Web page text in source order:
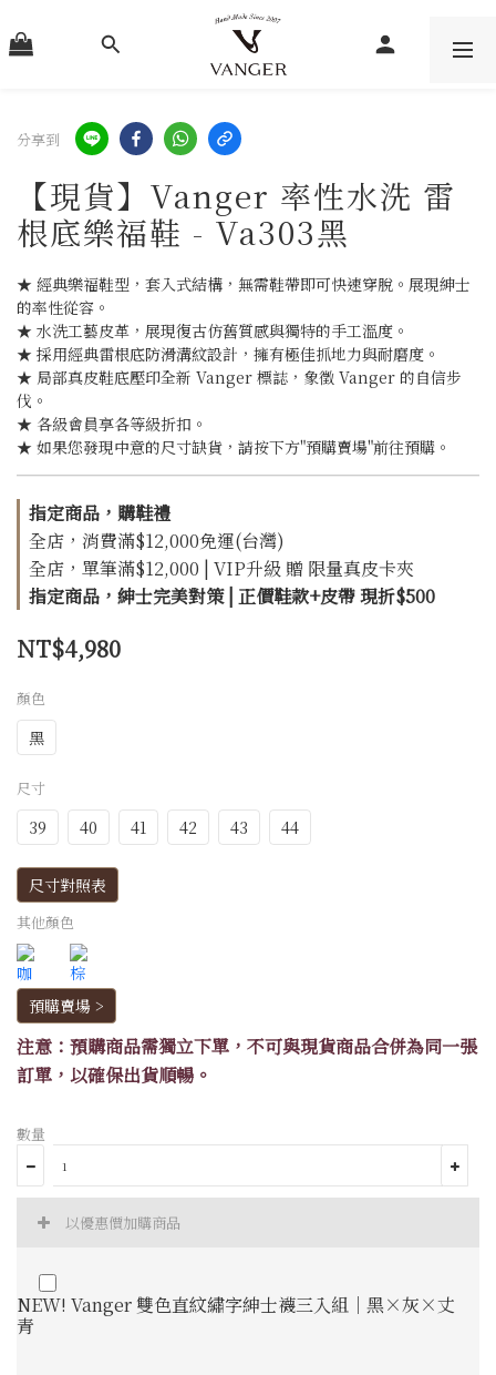
分享到
【現貨】Vanger 率性水洗 雷
根底樂福鞋 - Va303黑
★ 經典樂福鞋型，套入式結構，無需鞋帶即可快速穿脫。展現紳士
的率性從容。
★ 水洗工藝皮革，展現復古仿舊質感與獨特的手工溫度。
★ 採用經典雷根底防滑溝紋設計，擁有極佳抓地力與耐磨度。
★ 局部真皮鞋底壓印全新 Vanger 標誌，象徵 Vanger 的自信步
伐。
★ 各級會員享各等級折扣。
★ 如果您發現中意的尺寸缺貨，請按下方"預購賣場"前往預購。
指定商品，購鞋禮
全店，消費滿$12,000免運(台灣)
全店，單筆滿$12,000 | VIP升級 贈 限量真皮卡夾
指定商品，紳士完美對策 | 正價鞋款+皮帶 現折$500
NT$4,980
顏色
黑
尺寸
39 40 41 42 43 44
尺寸對照表
其他顏色
預購賣場 >
注意：預購商品需獨立下單，不可與現貨商品合併為同一張
訂單，以確保出貨順暢。
數量
以優惠價加購商品
NEW! Vanger 雙色直紋繡字紳士襪三入組｜黑×灰×丈
青